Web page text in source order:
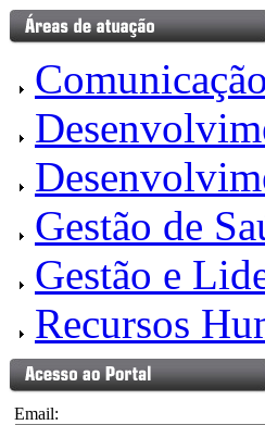
Gestão de
Gestão e
Recursos
Email: